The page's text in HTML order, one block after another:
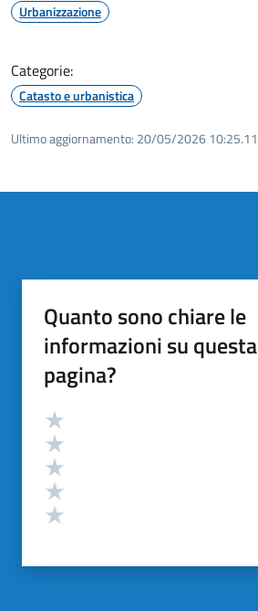
Urbanizzazione
Categorie:
Catasto e urbanistica
Ultimo aggiornamento: 20/05/2026 10:25.11
Quanto sono chiare le
informazioni su questa
pagina?
Valutazione